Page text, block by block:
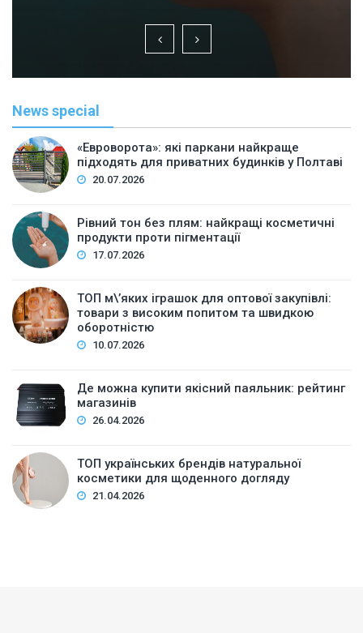
News special
«Евроворота»: які паркани найкраще
підходять для приватних будинків у Полтаві
20.07.2026
Рівний тон без плям: найкращі косметичні
продукти проти пігментації
17.07.2026
ТОП м\’яких іграшок для оптової закупівлі:
товари з високим попитом та швидкою
оборотністю
10.07.2026
Де можна купити якісний паяльник: рейтинг
магазинів
26.04.2026
ТОП українських брендів натуральної
косметики для щоденного догляду
21.04.2026